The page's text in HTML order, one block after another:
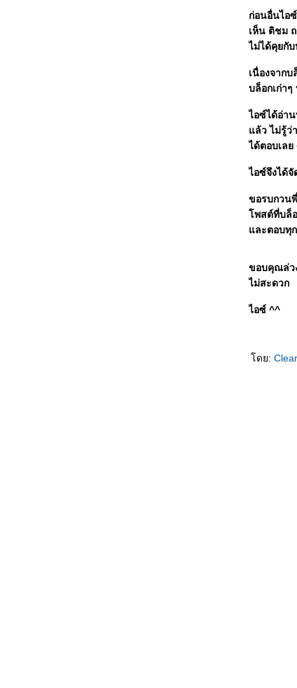
ก่อนอื่นไอ
เห็น ติชม
ไม่ได้คุยกั
เนื่องจาก
บล็อกเก่าๆ
ไอซ์ได้อ่า
ล้ว ไม่รู้ว่า
ได้ตอบเล
ไอซ์จึงได้
ขอรบกวน
พสต์ที่บล็
ละตอบทุก
ขอบคุณล่ว
ไม่สะดวก
ไอซ์ ^^
ดย: